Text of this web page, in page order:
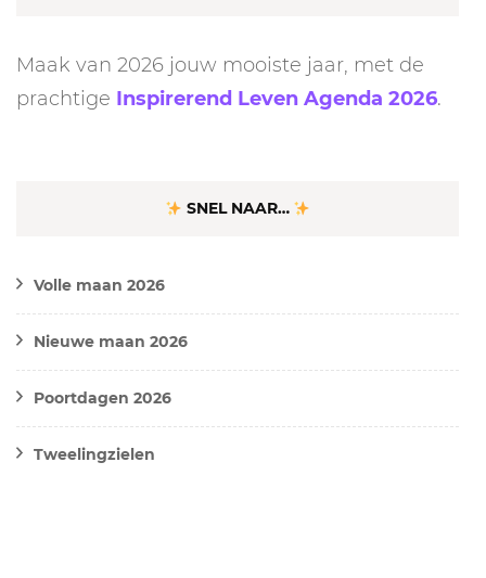
Maak van 2026 jouw mooiste jaar, met de
prachtige Inspirerend Leven Agenda 2026.
SNEL NAAR…
Volle maan 2026
Nieuwe maan 2026
Poortdagen 2026
Tweelingzielen